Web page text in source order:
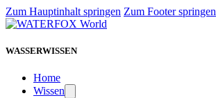
Zum Hauptinhalt springen Zum Footer springen
WASSERWISSEN
Home
Wissen